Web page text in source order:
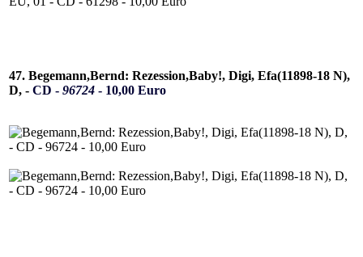
47. Begemann,Bernd: Rezession,Baby!, Digi, Efa(11898-18 N),
D, - CD - 96724 - 10,00 Euro